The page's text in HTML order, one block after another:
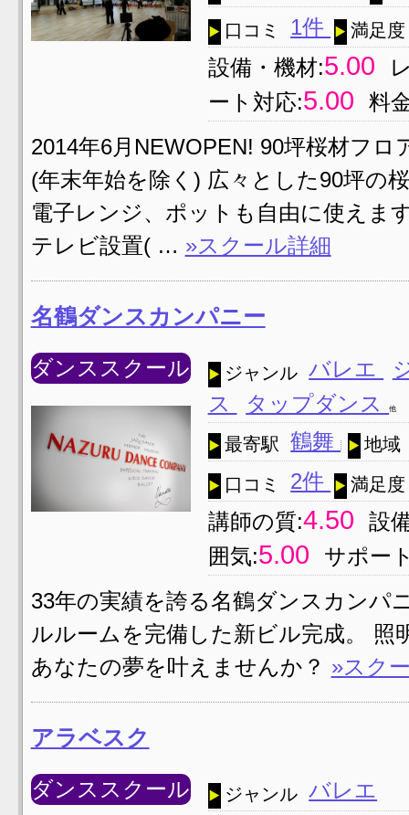
口コミ 1件 満足度
設備・機材:5.00
ート対応:5.00
料
2014年6月NEWOPEN! 90坪桜材フ
(年末年始を除く) 広々とした90坪の
電子レンジ、ポットも自由に使えま
テレビ設置( … »スクール詳細
名鶴ダンスカンパニー
ダンススクール ジャンル バレエ
ス
タップダンス他
最寄駅 鶴舞 地域
口コミ 2件 満足度
講師の質:4.50
設
囲気:5.00
サポー
33年の実績を誇る名鶴ダンスカンパ
ルルームを完備した新ビル完成。
あなたの夢を叶えませんか？ »スク
アラベスク
ダンススクール ジャンル バレエ